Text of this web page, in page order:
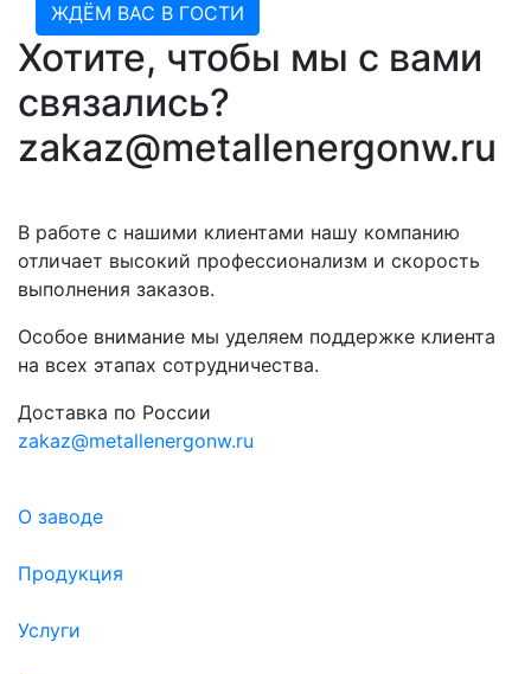
ЖДЁМ ВАС В ГОСТИ
Хотите, чтобы мы с вами
связались?
zakaz@metallenergonw.ru
В работе с нашими клиентами нашу компанию
отличает высокий профессионализм и скорость
выполнения заказов.
Особое внимание мы уделяем поддержке клиента
на всех этапах сотрудничества.
Доставка по России
zakaz@metallenergonw.ru
О заводе
Продукция
Услуги